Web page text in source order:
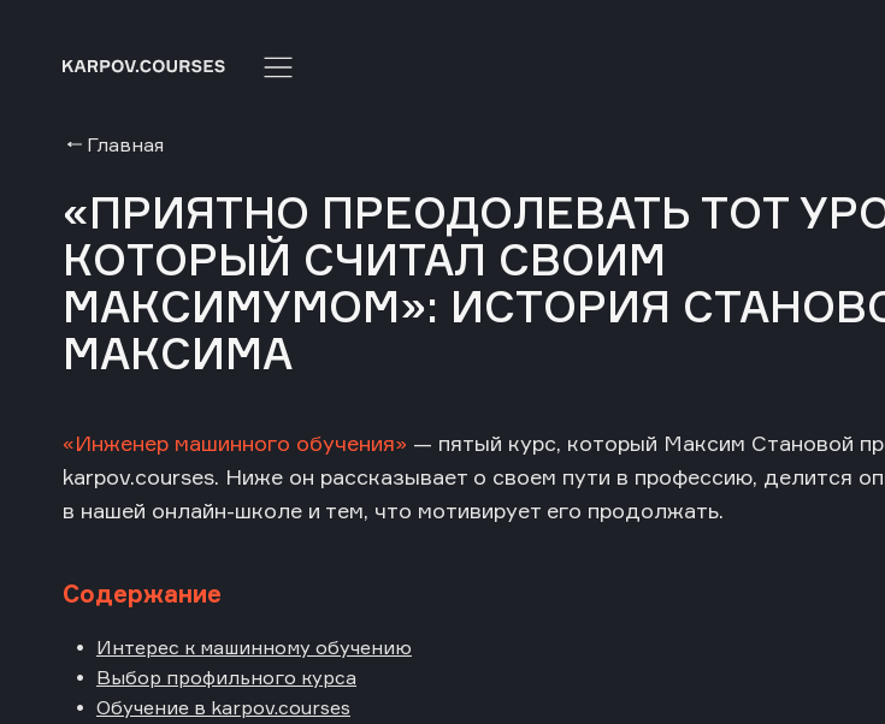
Главная
«ПРИЯТНО ПРЕОДОЛЕВАТЬ ТОТ
КОТОРЫЙ СЧИТАЛ СВОИМ
МАКСИМУМОМ»: ИСТОРИЯ
МАКСИМА
«Инженер машинного обучения» — пятый курс, который Максим Становой
karpov.courses. Ниже он рассказывает о своем пути в профессию, делится
в нашей онлайн-школе и тем, что мотивирует его продолжать.
Содержание
Интерес к машинному обучению
Выбор профильного курса
Обучение в karpov.courses